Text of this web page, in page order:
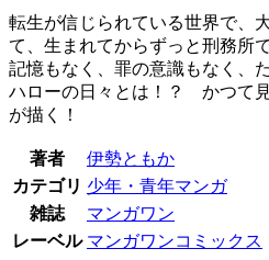
転生が信じられている世界で、
て、生まれてからずっと刑務所
記憶もなく、罪の意識もなく、
ハローの日々とは！？ かつて
が描く！
著者
伊勢ともか
カテゴリ 少年・青年マンガ
雑誌
マンガワン
レーベル マンガワンコミックス